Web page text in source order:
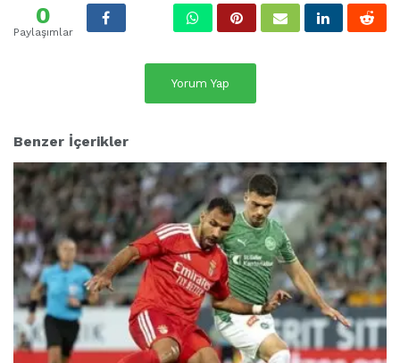
0
Paylaşımlar
Yorum Yap
Benzer İçerikler